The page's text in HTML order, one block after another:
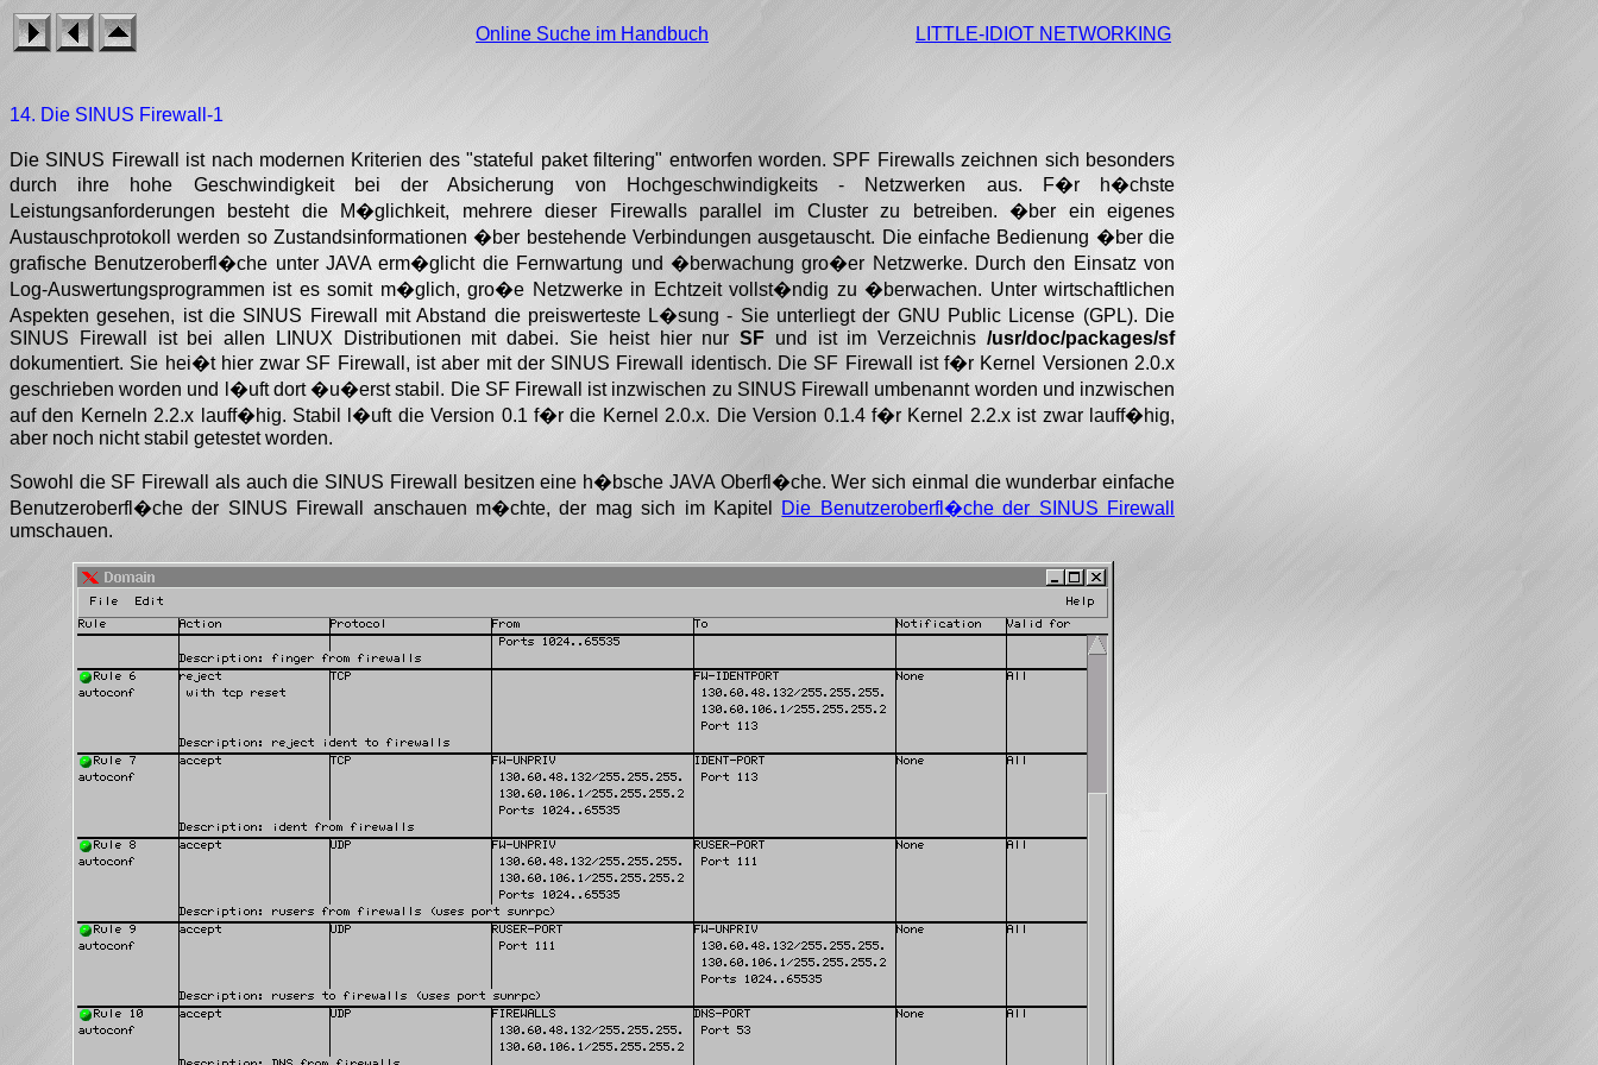
Online Suche im Handbuch LITTLE-IDIOT NETWORKING
14. Die SINUS Firewall-1
Die SINUS Firewall ist nach modernen Kriterien des "stateful paket filtering" entworfen worden. SPF Firewalls zeichnen sich besonders
durch ihre hohe Geschwindigkeit bei der Absicherung von Hochgeschwindigkeits - Netzwerken aus. F�r h�chste
Leistungsanforderungen besteht die M�glichkeit, mehrere dieser Firewalls parallel im Cluster zu betreiben. �ber ein eigenes
Austauschprotokoll werden so Zustandsinformationen �ber bestehende Verbindungen ausgetauscht. Die einfache Bedienung �ber die
grafische Benutzeroberfl�che unter JAVA erm�glicht die Fernwartung und �berwachung gro�er Netzwerke. Durch den Einsatz von
Log-Auswertungsprogrammen ist es somit m�glich, gro�e Netzwerke in Echtzeit vollst�ndig zu �berwachen. Unter wirtschaftlichen
Aspekten gesehen, ist die SINUS Firewall mit Abstand die preiswerteste L�sung - Sie unterliegt der GNU Public License (GPL). Die
SINUS Firewall ist bei allen LINUX Distributionen mit dabei. Sie heist hier nurSF und ist im Verzeichnis/usr/doc/packages/sf
dokumentiert. Sie hei�t hier zwar SF Firewall, ist aber mit der SINUS Firewall identisch. Die SF Firewall ist f�r Kernel Versionen 2.0.x
geschrieben worden und l�uft dort �u�erst stabil. Die SF Firewall ist inzwischen zu SINUS Firewall umbenannt worden und inzwischen
auf den Kerneln 2.2.x lauff�hig. Stabil l�uft die Version 0.1 f�r die Kernel 2.0.x. Die Version 0.1.4 f�r Kernel 2.2.x ist zwar lauff�hig,
aber noch nicht stabil getestet worden.
Sowohl die SF Firewall als auch die SINUS Firewall besitzen eine h�bsche JAVA Oberfl�che. Wer sich einmal die wunderbar einfache
Benutzeroberfl�che der SINUS Firewall anschauen m�chte, der mag sich im Kapitel Die Benutzeroberfl�che der SINUS Firewall
umschauen.